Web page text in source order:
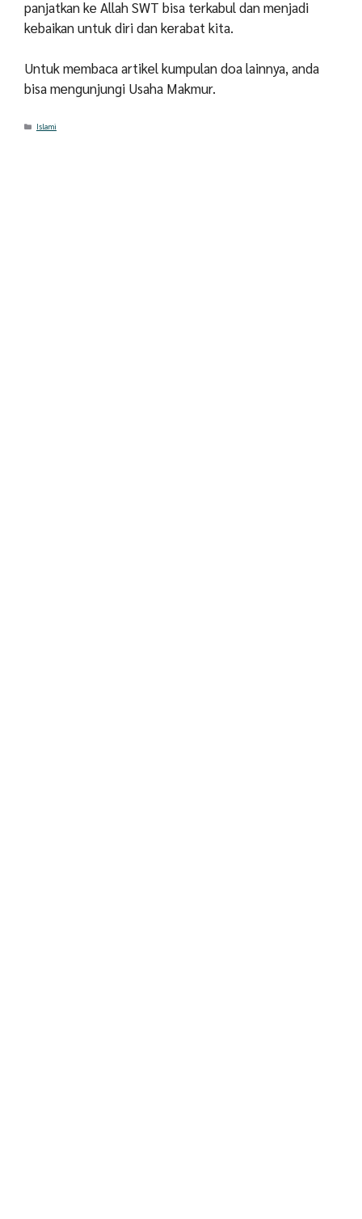
panjatkan ke Allah SWT bisa terkabul dan menjadi
kebaikan untuk diri dan kerabat kita.
Untuk membaca artikel kumpulan doa lainnya, anda
bisa mengunjungi Usaha Makmur.
Categories
Islami